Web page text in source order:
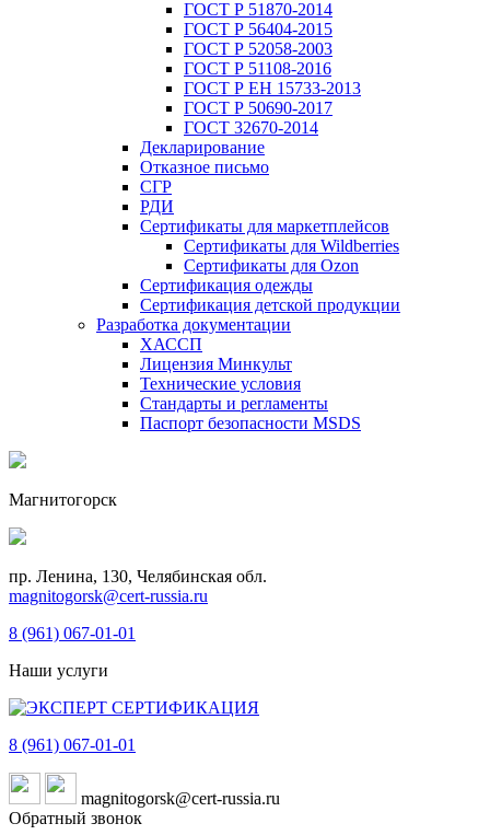
ГОСТ Р 51870-2014
ГОСТ Р 56404-2015
ГОСТ Р 52058-2003
ГОСТ Р 51108-2016
ГОСТ Р ЕН 15733-2013
ГОСТ Р 50690-2017
ГОСТ 32670-2014
Декларирование
Отказное письмо
СГР
РДИ
Сертификаты для маркетплейсов
Сертификаты для Wildberries
Сертификаты для Ozon
Сертификация одежды
Сертификация детской продукции
Разработка документации
ХАССП
Лицензия Минкульт
Технические условия
Стандарты и регламенты
Паспорт безопасности MSDS
Магнитогорск
пр. Ленина, 130, Челябинская обл.
magnitogorsk@cert-russia.ru
8 (961) 067-01-01
Наши услуги
8 (961) 067-01-01
magnitogorsk@cert-russia.ru
Обратный звонок